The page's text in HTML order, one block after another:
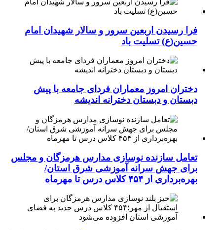
فرا رسیدن اربعین سرور و سالار شهیدان امام
حسین(ع) تسلیت باد
دختران امروز معماران فردای جامعه با پیش
دبستان و دبستان دخترانه اندیشه
تعامل سازنده نوسازی مدارس هرمزگان و مجلس
برای جهش سرانه آموزشی شرق استان/
بهره‌برداری از ۴۵۴ کلاس درس تا مهرماه